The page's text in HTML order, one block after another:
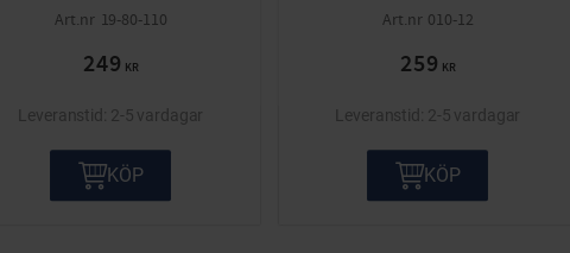
19-80-110
249 KR
2-5 vardagar
KÖP
010-12
259 KR
2-5 vardagar
KÖP